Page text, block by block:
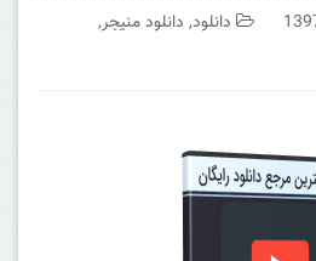
دانلود, دانلود منیجر,